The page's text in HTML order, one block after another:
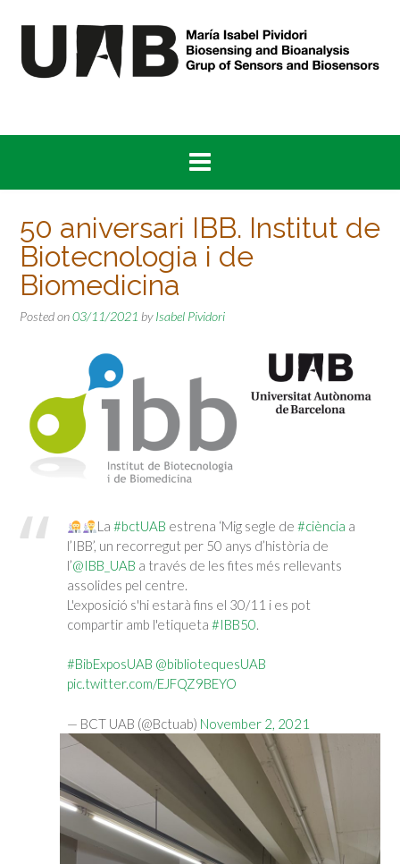
50 aniversari IBB. Institut de
Biotecnologia i de
Biomedicina
Posted on03/11/2021 byIsabel Pividori
La #bctUAB estrena ‘Mig segle de #ciència a
l’IBB’, un recorregut per 50 anys d’història de
l’@IBB_UAB a través de les fites més rellevants
assolides pel centre.
L'exposició s'hi estarà fins el 30/11 i es pot
compartir amb l'etiqueta #IBB50.
#BibExposUAB @bibliotequesUAB
pic.twitter.com/EJFQZ9BEYO
— BCT UAB (@Bctuab) November 2, 2021